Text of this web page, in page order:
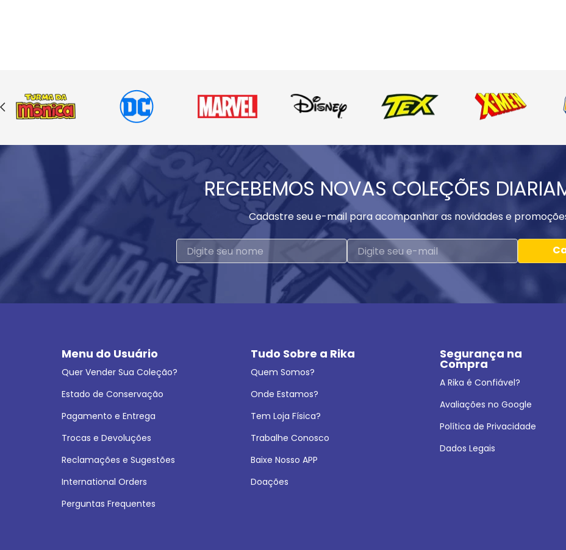
RECEBEMOS NOVAS COLEÇÕES
Cadastre seu e-mail para acompanhar as novidades e
Menu do Usuário
Quer Vender Sua Coleção?
Estado de Conservação
Pagamento e Entrega
Trocas e Devoluções
Reclamações e Sugestões
International Orders
Perguntas Frequentes
Tudo Sobre a Rika
Quem Somos?
Onde Estamos?
Tem Loja Física?
Trabalhe Conosco
Baixe Nosso APP
Doações
Segurança na
Compra
A Rika é Confiável?
Avaliações no Google
Política de Privacidade
Dados Legais